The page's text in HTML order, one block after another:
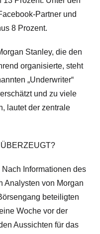
Partner und
8 Prozent.
Stanley, die den
organisierte, steht
„Underwriter“
und zu viele
lautet der zentrale
Informationen des
Analysten von Morgan
beteiligten
Woche vor der
Aussichten für das